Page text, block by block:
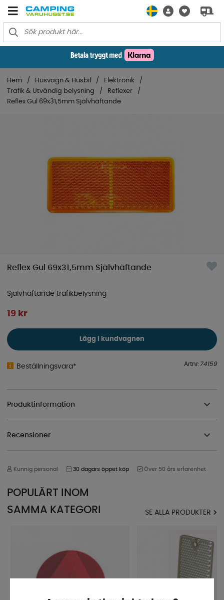
Hem Husvagn & Husbil
Elektronik
Trafik & Utvändig belysning
Reflexer
Reflex Gul 69x31,5mm Självhäftande
Reflex Gul 69x31,5mm Självhäftande
Självhäftande trafikbelysning
19 kr
Lägg i kundvagnen
Beställningsvara* Artnr: 74159
Produktinformation
Recensioner
Kunnig personal 30 dagars öppet köp Över 50 års erfarenhet
POPULÄRT INOM
SAMMA KATEGORI
SE ALLA PRODUKTER